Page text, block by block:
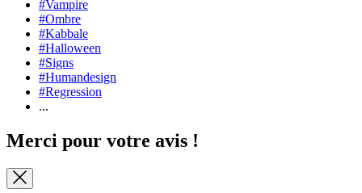
#Vampire
#Ombre
#Kabbale
#Halloween
#Signs
#Humandesign
#Regression
...
Merci pour votre avis !